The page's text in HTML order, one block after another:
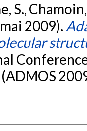
S.,
2009).